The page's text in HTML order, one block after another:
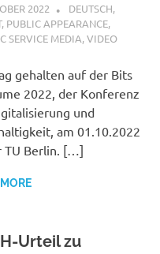
2022 VGRASS
DEUTSCH,
, PUBLIC APPEARANCE,
SERVICE MEDIA,VIDEO
gehalten auf der Bits
2022, der Konferenz
und
am 01.10.2022
TU Berlin. […]
Urteil zu